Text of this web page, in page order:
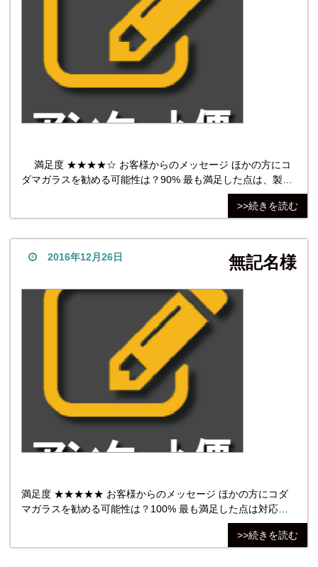
ダマガラスを勧める可能性は？90% 最も満足した点は、製
品・仕上がり。交換前の破損したものと全く同じものが届い
た。最も不満だった点は価格については誰でも安い方がいい
品については、ガラス購入時の注意点や注文する際の手続き
の流
>>続きを読む
2016年12月26日 無記名様
満足度 ★★★★★ お客様からのメッセージ ほかの方にコダ
マガラスを勧める可能性は？100% 最も満足した点は対応。
ガラスの厚さについての問い合わせに迅速に答えていただい
た。また梱包もこれ以上無いというくらい丁寧なものでし
>>続きを読む